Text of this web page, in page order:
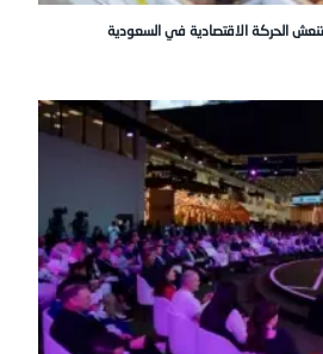
الحركة الاقتصادية في السعودية